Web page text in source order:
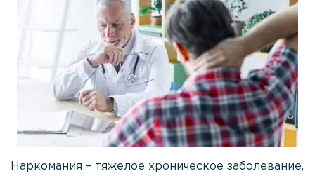
Кодирование по методу Довженко
Кодирование Дисульфирамом
Кодирование Алгоминалом
Вшивание от алкоголизма
Кодирование Вивитролом
Кодирование Аквилонгом
Кодирование Эспераль
Наркомания – тяжелое хроническое заболевание,